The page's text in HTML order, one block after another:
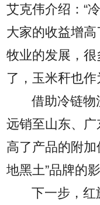
艾克伟介绍：“
大家的收益增
牧业的发展，
了，玉米秆也
借助冷链物
远销至山东、
高了产品的附加
地黑土”品牌的
下一步，红